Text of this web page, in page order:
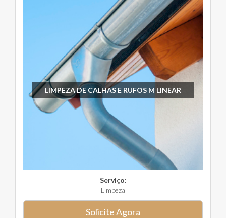
LIMPEZA DE CALHAS E RUFOS M LINEAR
Serviço:
Limpeza
Solicite Agora